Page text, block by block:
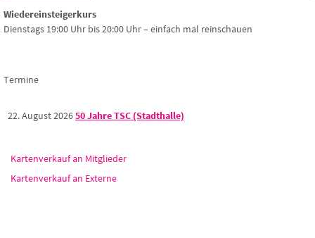
Wiedereinsteigerkurs
Dienstags 19:00 Uhr bis 20:00 Uhr – einfach mal reinschauen
Termine
22. August 202650 Jahre TSC (Stadthalle)
Kartenverkauf an Mitglieder
Kartenverkauf an Externe